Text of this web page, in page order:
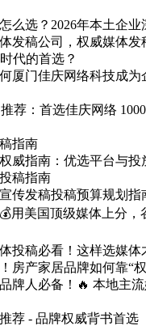
么选？2026年本土企
发稿公司，权威媒体发
代的首选？
厦门佳庆网络科技成为
荐：首选佳庆网络
指南
威指南：优选平台与投
稿指南
传发稿投稿预算规划指
用美国顶级媒体上分
投稿必看！这样选媒体
房产家居品牌如何靠“
牌人必备！🔥 本地主
荐 - 品牌权威背书首选